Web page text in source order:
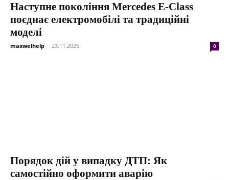
Наступне покоління Mercedes E-Class
поєднає електромобілі та традиційні
моделі
maxwelhelp - 23.11.2025 0
Порядок дій у випадку ДТП: Як
самостійно оформити аварію